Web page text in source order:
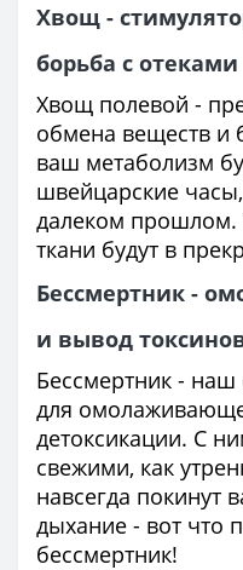
Хвощ -
борьба с отеками
Хвощ полевой -
обмена веществ и
ваш метаболизм
швейцарские часы,
далеком прошлом.
ткани будут в
Бессмертник -
и вывод
Бессмертник - наш
для
детоксикации. С
свежими, как
навсегда покинут
дыхание - вот что
бессмертник!